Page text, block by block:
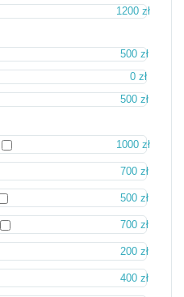
1200 zł
500 zł
0 zł
500 zł
1000 zł
700 zł
500 zł
700 zł
200 zł
400 zł